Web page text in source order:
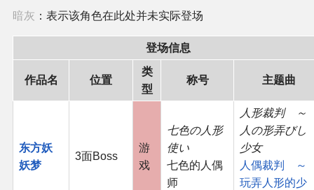
暗灰 ：表示该角色在此处并未实际登场
登场信息
作品名 位置
类
型
称号 主题曲
东方妖
妖梦
3面Boss
游
戏
七色の人形
使い
七色的人偶
师
人形裁判 ～
人の形弄びし
少女
人偶裁判 ～
玩弄人形的少